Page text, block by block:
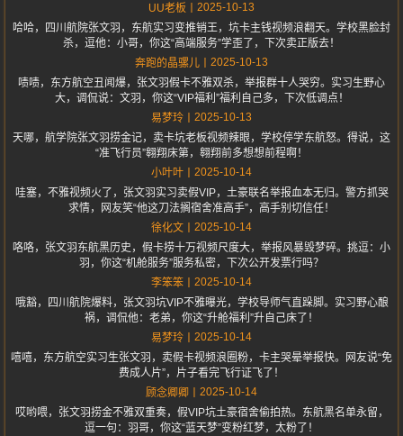
UU老板
2025-10-13
哈哈，四川航院张文羽，东航实习变推销王，坑卡主钱视频浪翻天。学校黑脸封
杀，逗他：小哥，你这“高端服务”学歪了，下次卖正版去！
奔跑的晶骡儿
2025-10-13
啧啧，东方航空丑闻爆，张文羽假卡不雅双杀，举报群十人哭穷。实习生野心
大，调侃说：文羽，你这“VIP福利”福利自己多，下次低调点！
易梦玲
2025-10-13
天哪，航学院张文羽捞金记，卖卡坑老板视频辣眼，学校停学东航怒。得说，这
“准飞行员”翱翔床第，翱翔前多想想前程啊！
小叶叶
2025-10-14
哇塞，不雅视频火了，张文羽实习卖假VIP，土豪联名举报血本无归。警方抓哭
求情，网友笑“他这刀法搁宿舍准高手”，高手别切信任！
徐化文
2025-10-14
咯咯，张文羽东航黑历史，假卡捞十万视频尺度大，举报风暴毁梦碎。挑逗：小
羽，你这“机舱服务”服务私密，下次公开发票行吗？
李笨笨
2025-10-14
哦豁，四川航院爆料，张文羽坑VIP不雅曝光，学校导师气直跺脚。实习野心酿
祸，调侃他：老弟，你这“升舱福利”升自己床了！
易梦玲
2025-10-14
嘻嘻，东方航空实习生张文羽，卖假卡视频浪圈粉，卡主哭晕举报快。网友说“免
费成人片”，片子看完飞行证飞了！
顾念卿卿
2025-10-14
哎哟喂，张文羽捞金不雅双重奏，假VIP坑土豪宿舍偷拍热。东航黑名单永留，
逗一句：羽哥，你这“蓝天梦”变粉红梦，太粉了！